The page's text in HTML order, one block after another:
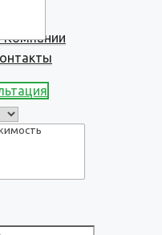
Компании